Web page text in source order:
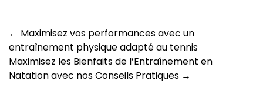
Navigation
des
articles
← Maximisez vos performances avec un
entraînement physique adapté au tennis
Maximisez les Bienfaits de l’Entraînement en
Natation avec nos Conseils Pratiques →